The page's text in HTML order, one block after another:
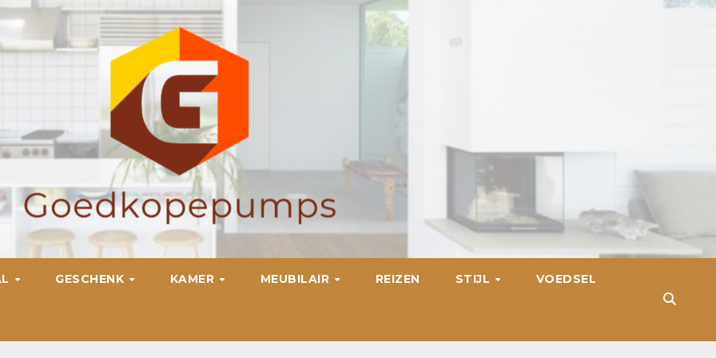
GESCHENK KAMER MEUBILAIR REIZEN STIJL VOEDSEL